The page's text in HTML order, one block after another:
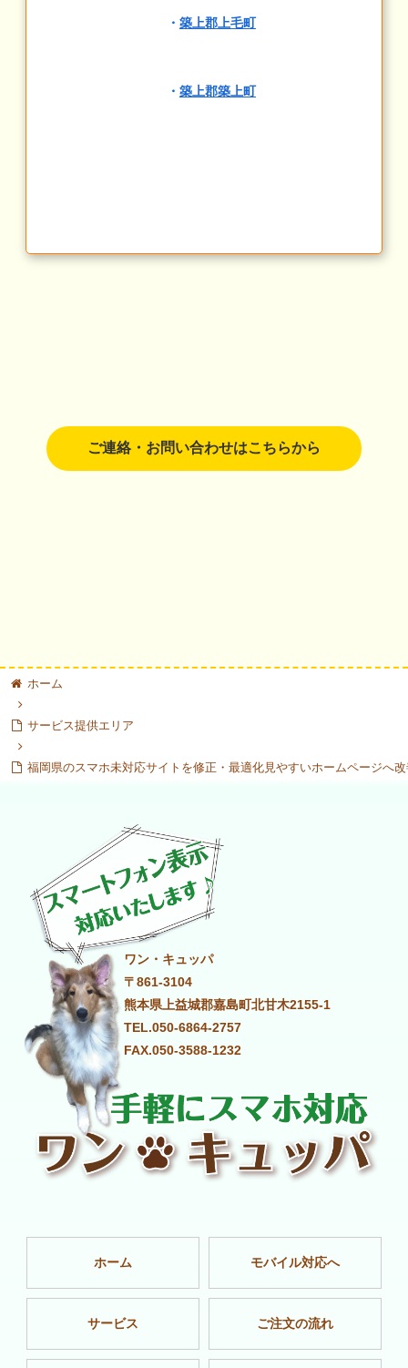
・ 築上郡上毛町
・ 築上郡築上町
ご連絡・お問い合わせはこちらから
ホーム
サービス提供エリア
福岡県のスマホ未対応サイトを修正・最適化見やすいホームページへ
ワン・キュッパ
〒861-3104
熊本県上益城郡嘉島町北甘木2155-1
TEL.050-6864-2757
FAX.050-3588-1232
ホーム モバイル対応へ
サービス ご注文の流れ